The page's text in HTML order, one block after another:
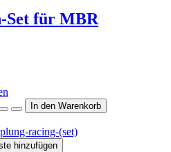
Set für MBR
hinzufügen